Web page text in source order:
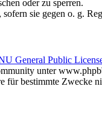
oder zu sperren.
sie gegen o. g.
General Public
unter
bestimmte Zwecke